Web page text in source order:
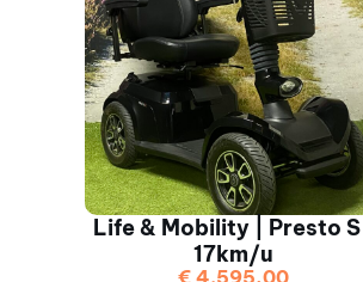
Life & Mobility | Presto S |
17km/u
€ 4.595,00